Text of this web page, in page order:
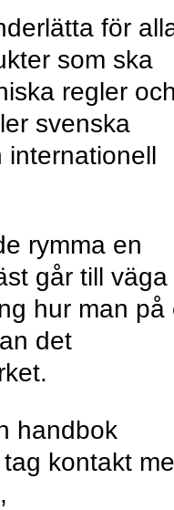
för
som ska
regler
svenska
internationell
rymma en
går till väga
hur man på
det
handbok
kontakt